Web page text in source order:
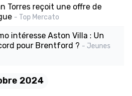
Torres reçoit une offre de
- Top Mercato
intéresse Aston Villa : Un
pour Brentford ? - Jeunes
2024